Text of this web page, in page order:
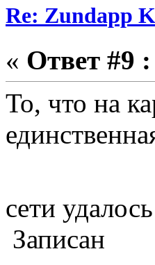
Re: Zundapp
« Ответ #9 :
То, что на
сети
Записан